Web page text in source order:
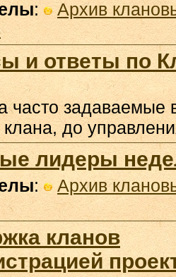
:
Архив
и ответы по
часто задаваемые
клана, до
лидеры
:
Архив
кланов